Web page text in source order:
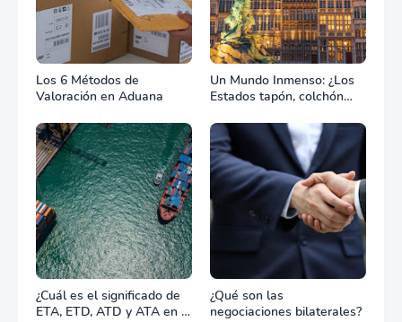
Los 6 Métodos de
Valoración en Aduana
Un Mundo Inmenso: ¿Los
Estados tapón, colchón
combate?
¿Cuál es el significado de
ETA, ETD, ATD y ATA en el
¿Qué son las
negociaciones bilaterales?